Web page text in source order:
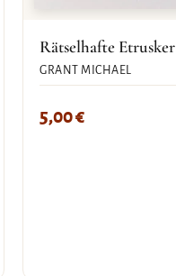
Rätselhafte Etrusker
GRANT MICHAEL
5,00€